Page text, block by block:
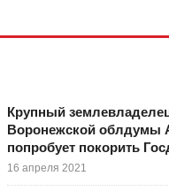
Крупный
Воронежской облдумы
попробует покорить
16 апреля 2021